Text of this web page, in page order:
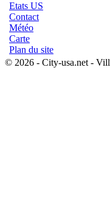
Etats US
Contact
Météo
Carte
Plan du site
© 2026 - City-usa.net -